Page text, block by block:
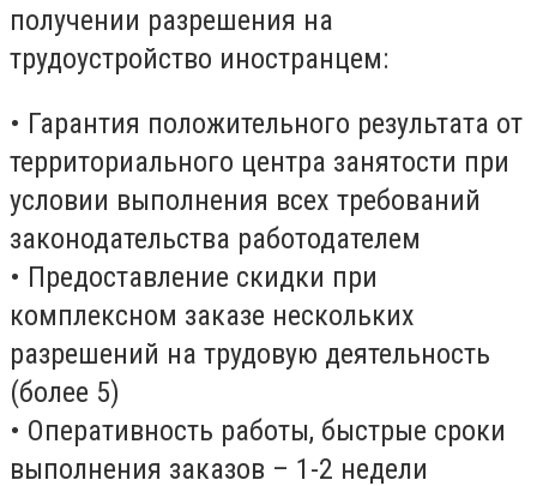
получении разрешения на
трудоустройство иностранцем:
• Гарантия положительного результата от
территориального центра занятости при
условии выполнения всех требований
законодательства работодателем
• Предоставление скидки при
комплексном заказе нескольких
разрешений на трудовую деятельность
(более 5)
• Оперативность работы, быстрые сроки
выполнения заказов – 1-2 недели